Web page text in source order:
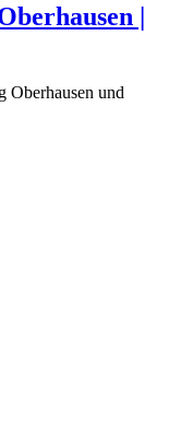
|
Oberhausen und